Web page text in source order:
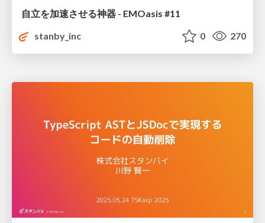
自立を加速させる神器 - EMOasis #11
stanby_inc
0 270